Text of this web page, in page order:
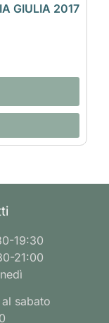
GIULIA 2017
19:30
21:00
sabato